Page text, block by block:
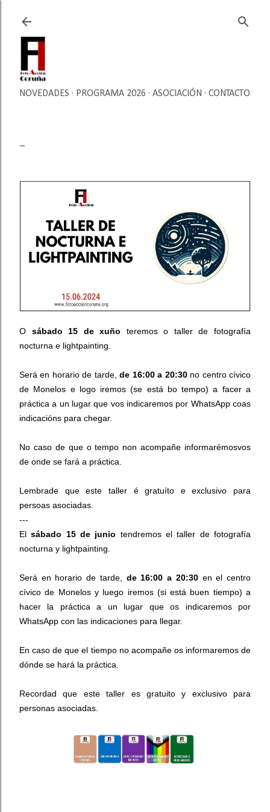
NOVEDADES PROGRAMA 2026 ASOCIACIÓN CONTACTO
O sábado 15 de xuño teremos o taller de fotografía
nocturna e lightpainting
Será en horario de tarde,de 16:00 a 20:30no centro cívico
de Monelos e logo iremos (se está bo tempo) a facer a
práctica a un lugar que vos indicaremos por WhatsAppcoas
indicacións para chegar.
No caso de que o tempo non acompañe informarémosvos
de onde se fará a práctica.
Lembrade que este taller é gratuíto e exclusivo para
persoas asociadas.
---
Elsábado 15 de junio tendremos el taller de fotografía
nocturna y lightpainting.
Será en horario de tarde, de 16:00 a 20:30en el centro
cívico de Monelos y luego iremos (si está buen tiempo) a
hacer la práctica a un lugar que os indicaremos por
WhatsApp con las indicaciones para llegar.
En caso de que el tiempo no acompañe os informaremos de
dónde se hará la práctica.
Recordad que este taller es gratuito y exclusivo para
personas asociadas.